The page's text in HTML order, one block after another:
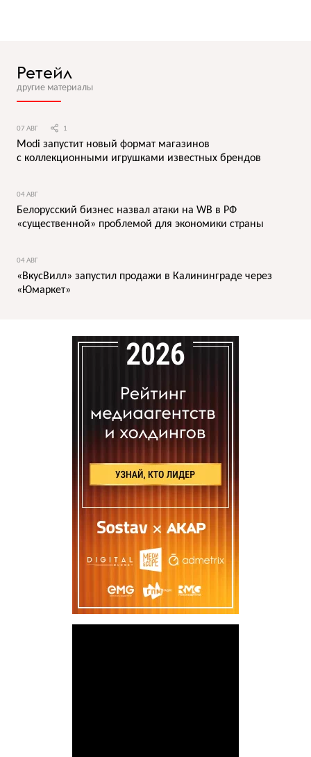
Ретейл
другие материалы
07 АВГ 1
Modi запустит новый формат магазинов
с коллекционными игрушками известных брендов
04 АВГ
Белорусский бизнес назвал атаки на WB в РФ
«существенной» проблемой для экономики страны
04 АВГ
«ВкусВилл» запустил продажи в Калининграде через
«Юмаркет»